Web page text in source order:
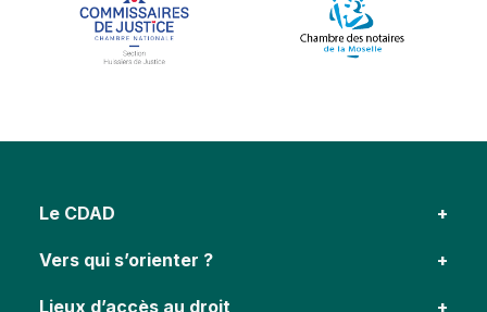
Le CDAD
Vers qui s’orienter ?
Lieux d’accès au droit